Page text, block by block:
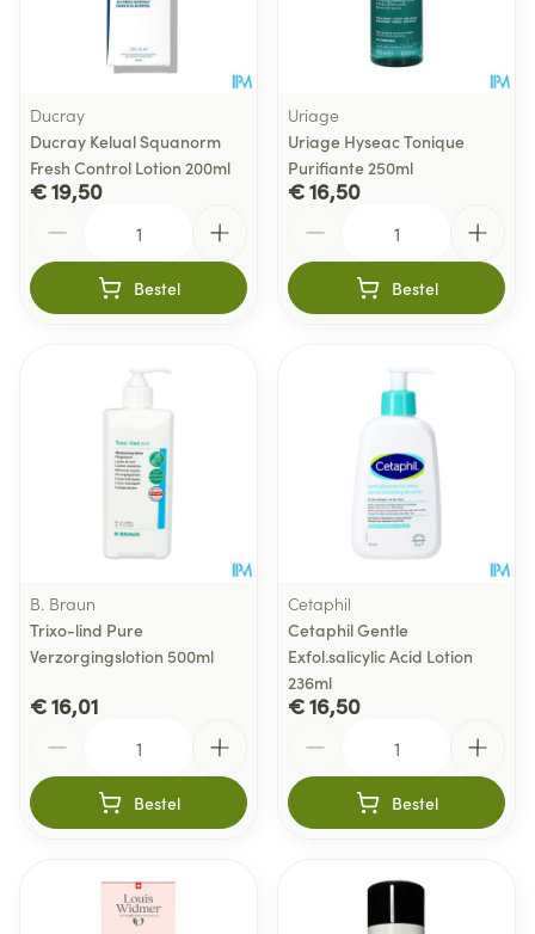
Ducray
Ducray Kelual Squanorm
Fresh Control Lotion 200ml
€ 19,50
Bestel
Uriage
Uriage Hyseac Tonique
Purifiante 250ml
€ 16,50
Bestel
B. Braun
Trixo-lind Pure
Verzorgingslotion 500ml
€ 16,01
Bestel
Cetaphil
Cetaphil Gentle
Exfol.salicylic Acid Lotion
236ml
€ 16,50
Bestel